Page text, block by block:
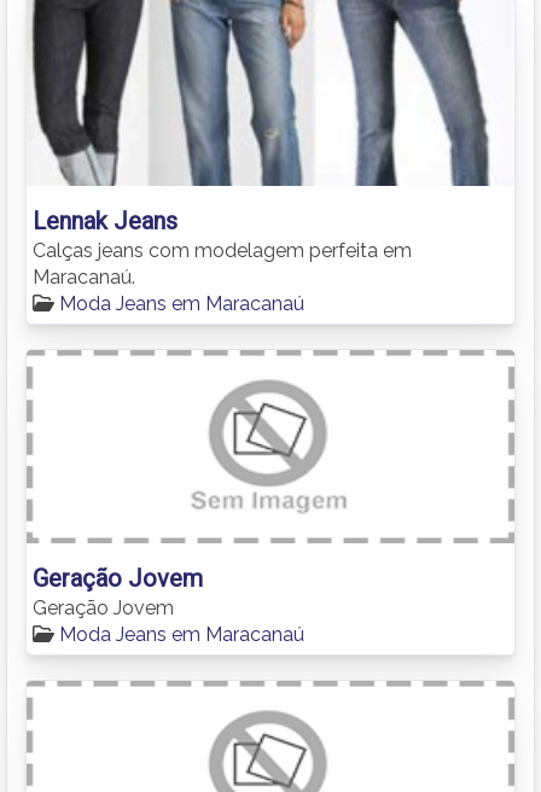
Lennak Jeans
Calças jeans com modelagem perfeita em
Maracanaú.
Moda Jeans em Maracanaú
Geração Jovem
Geração Jovem
Moda Jeans em Maracanaú